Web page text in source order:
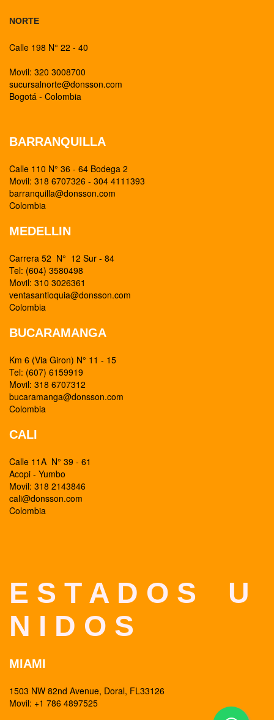
NORTE
Calle 198 N° 22 - 40
Movil: 320 3008700
sucursalnorte@donsson.com
Bogotá - Colombia
BARRANQUILLA
Calle 110 N° 36 - 64 Bodega 2
Movil: 318 6707326 - 304 4111393
barranquilla@donsson.com
Colombia
MEDELLIN
Carrera 52 N° 12 Sur - 84
Tel: (604) 3580498
Movil: 310 3026361
ventasantioquia@donsson.com
Colombia
BUCARAMANGA
Km 6 (Via Giron) N° 11 - 15
Tel: (607) 6159919
Movil: 318 6707312
bucaramanga@donsson.com
Colombia
CALI
Calle 11A N° 39 - 61
Acopi - Yumbo
Movil: 318 2143846
cali@donsson.com
Colombia
E S T A D O S U
N I D O S
MIAMI
1503 NW 82nd Avenue, Doral, FL33126
Movil: +1 786 4897525